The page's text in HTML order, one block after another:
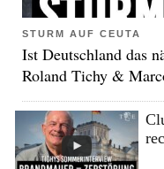
STURM AUF CEUTA
Ist Deutschland das
Roland Tichy &